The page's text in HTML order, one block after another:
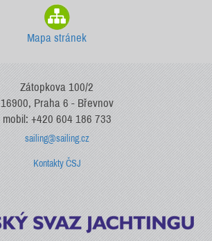
Mapa stránek
Zátopkova 100/2
16900, Praha 6 - Břevnov
mobil: +420 604 186 733
sailing@sailing.cz
Kontakty ČSJ